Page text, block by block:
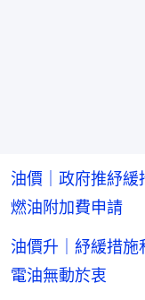
油價｜政府推紓
燃油附加費申請
油價升｜紓緩措
電油無動於衷